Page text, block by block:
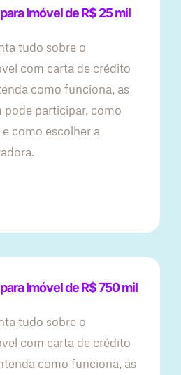
Imóvel de R$ 25 mil
tudo sobre o
com carta de crédito
como funciona, as
pode participar, como
como escolher a
Imóvel de R$ 750 mil
tudo sobre o
com carta de crédito
como funciona, as